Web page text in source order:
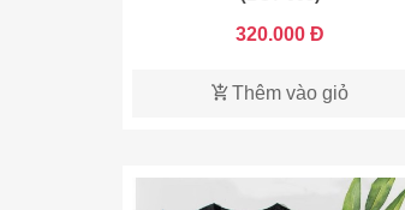
320.000 Đ
Thêm vào giỏ